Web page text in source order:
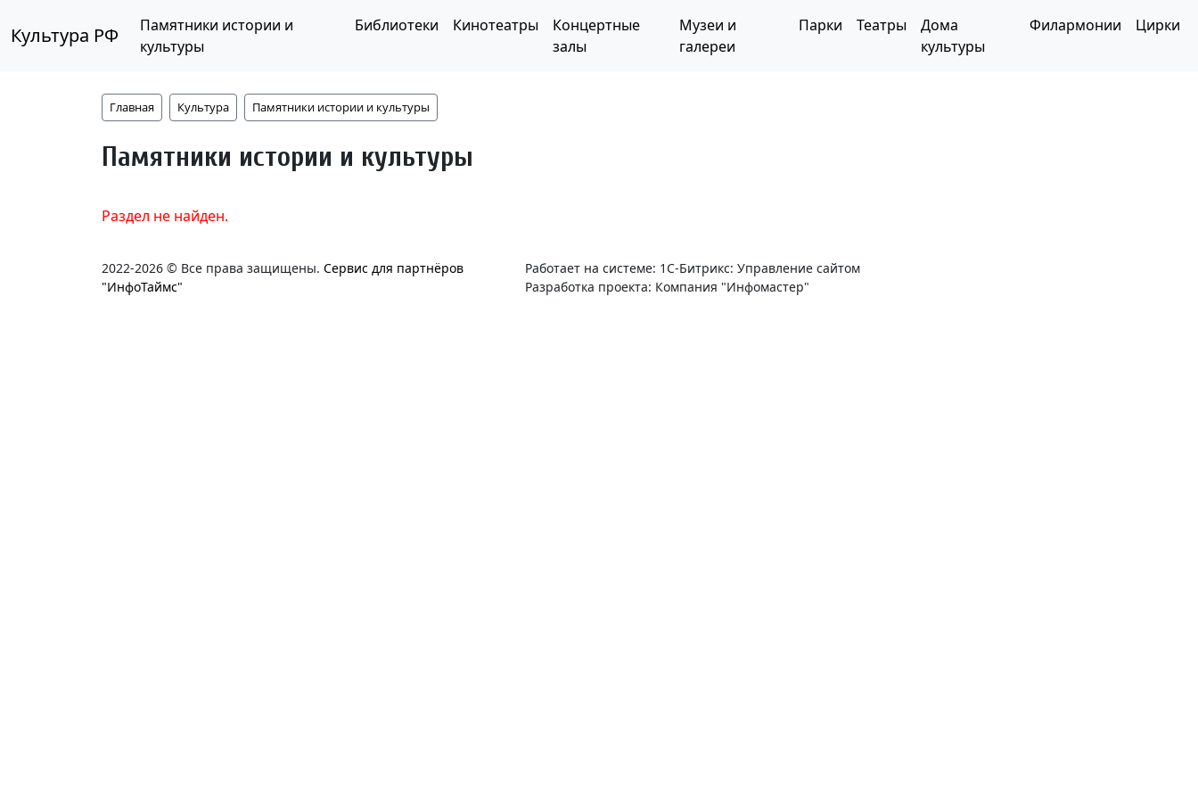
Культура РФ
Памятники истории и
культуры
Библиотеки Кинотеатры
Концертные
залы
Музеи и
галереи
Парки Театры
Дома
культуры
Филармонии Цирки
Главная Культура Памятники истории и культуры
Памятники истории и культуры
Раздел не найден.
2022-2026 © Все права защищены. Сервис для партнёров
"ИнфоТаймс"
Работает на системе: 1С-Битрикс: Управление сайтом
Разработка проекта: Компания "Инфомастер"